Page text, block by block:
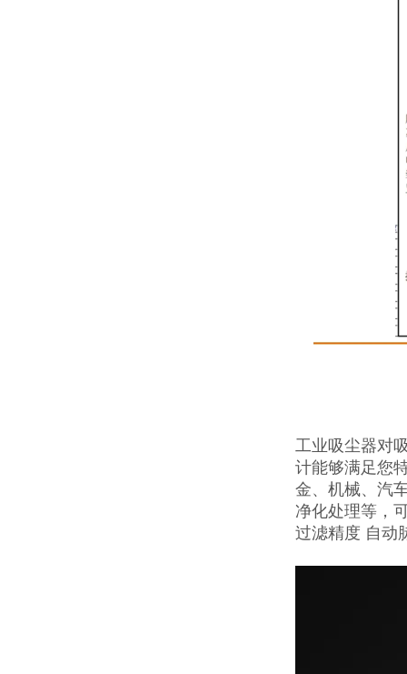
工业吸尘器对
计能够满足您
金、机械、汽
净化处理等，
过滤精度 自动